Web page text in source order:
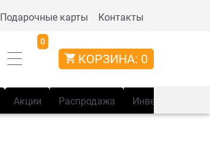
Подарочные карты Контакты
0
КОРЗИНА: 0
Акции Распродажа Инвентарь